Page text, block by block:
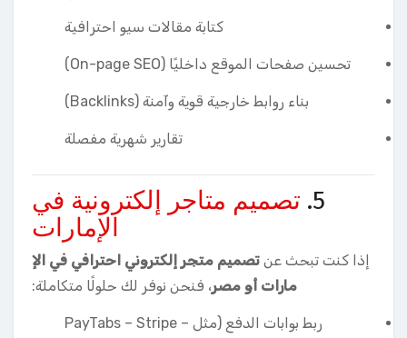
كتابة مقالات سيو احترافية
تحسين صفحات الموقع داخليًا (On-page SEO)
بناء روابط خارجية قوية وآمنة (Backlinks)
تقارير شهرية مفصلة
5. تصميم متاجر إلكترونية في
الإمارات
إذا كنت تبحث عن تصميم متجر إلكتروني احترافي في الإ
مارات أو مصر، فنحن نوفر لك حلولًا متكاملة:
ربط بوابات الدفع (مثل PayTabs – Stripe –